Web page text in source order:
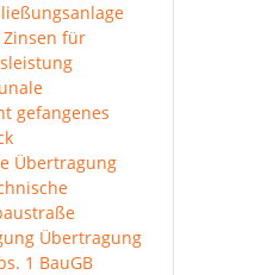
Zinsen für
gefangenes
Übertragung
Übertragung
1 BauGB